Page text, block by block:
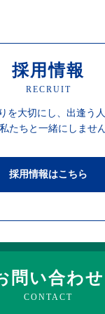
採用情報
RECRUIT
を大切にし、 出逢う
私たちと一緒にしませ
採用情報はこちら
問い合わせ
CONTACT